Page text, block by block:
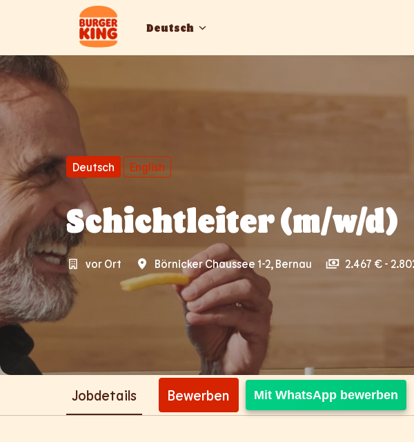
Startseite
Deutsch
Deutsch English
Schichtleiter (m/w/d)
vor Ort Börnicker Chaussee 1-2 Bernau 2.467 € -
Jobdetails Bewerben Mit WhatsApp bewerben